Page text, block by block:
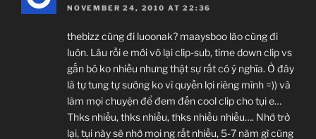
NOVEMBER 24, 2010 AT 22:36
thebizz cũng đi luoonak? maaysboo lão cũng đi
luôn. Lâu rồi e mới vô lại clip-sub, time down clip vs
gắn bó ko nhiều nhưng thật sự rất có ý nghĩa. Ở đây
là tự tung tự sướng ko vì quyền lợi riêng mình =)) và
làm mọi chuyện để đem đến cool clip cho tụi e…
Thks nhiều, thks nhiều, thks nhiều nhiều…. Nhớ trở
lại, tụi này sẽ nhớ mọi ng rất nhiều, 5-7 năm gì cũng